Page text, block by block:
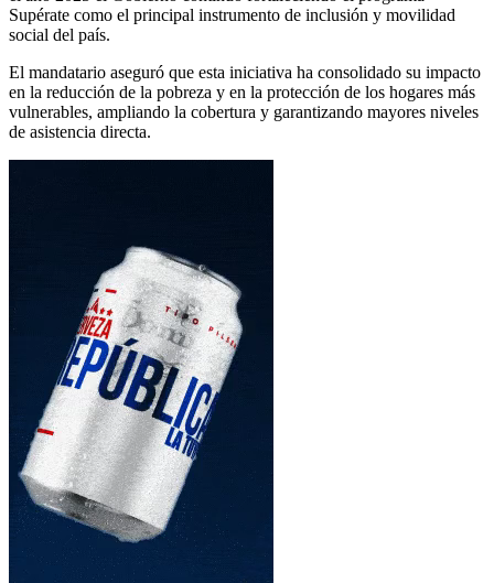
Supérate como el principal instrumento de inclusión y movilidad
social del país.
El mandatario aseguró que esta iniciativa ha consolidado su impacto
en la reducción de la pobreza y en la protección de los hogares más
vulnerables, ampliando la cobertura y garantizando mayores niveles
de asistencia directa.